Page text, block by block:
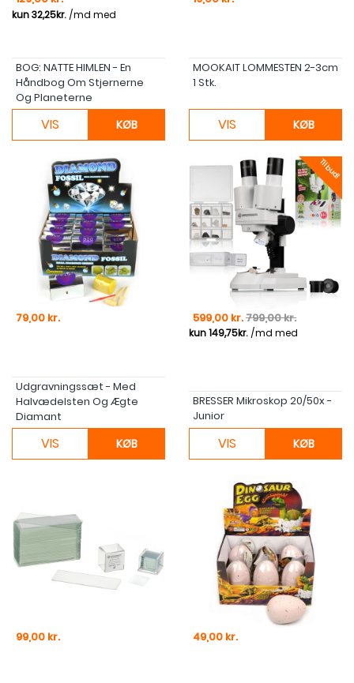
BOG: NATTE HIMLEN - En
Håndbog Om Stjernerne
Og Planeterne
VIS KØB
MOOKAIT LOMMESTEN 2-3cm
1 Stk.
VIS KØB
Pris
79,00 kr.
Udgravningssæt - Med
Halvædelsten Og Ægte
Diamant
VIS KØB
Tilbud!
Pris
599,00 kr.Normal pris
799,00 kr.
BRESSER Mikroskop 20/50x -
Junior
VIS KØB
Pris
99,00 kr. Pris
49,00 kr.